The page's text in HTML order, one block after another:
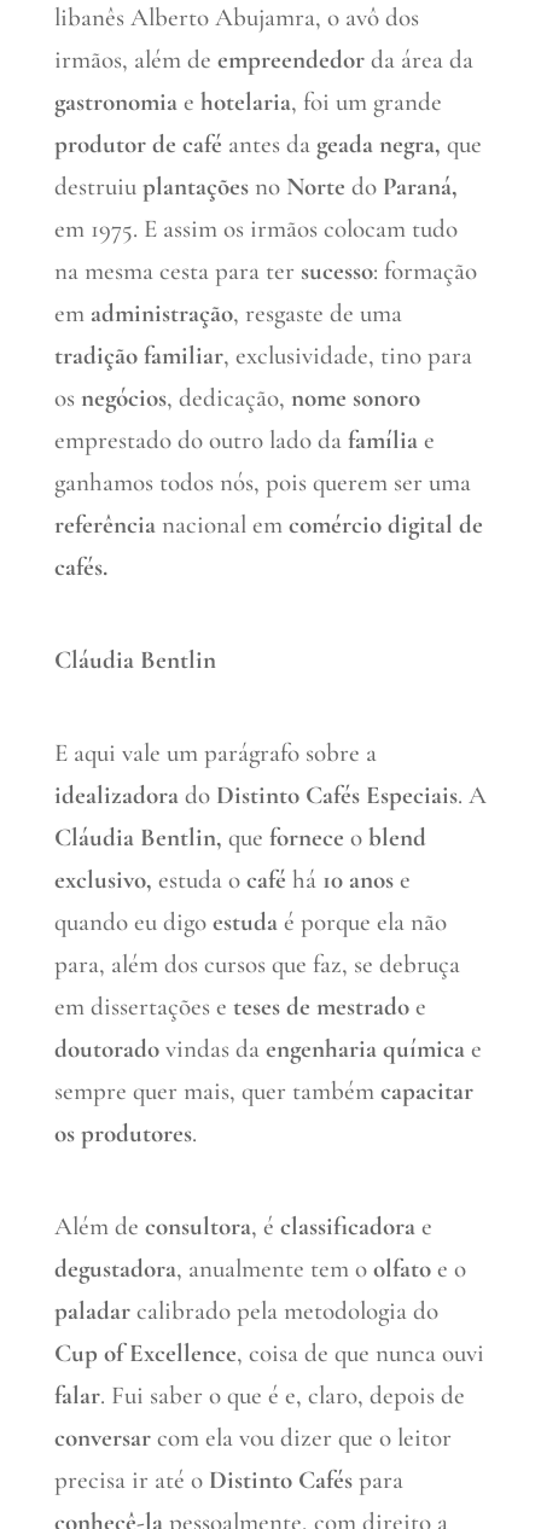
libanês Alberto Abujamra, o avô dos
irmãos, além de empreendedorda área da
gastronomiae hotelaria, foi um grande
produtor de café antes da geada negra, que
destruiu plantaçõesno Norte do Paraná,
em 1975. E assim os irmãos colocam tudo
na mesma cesta para ter sucesso: formação
em administração, resgaste de uma
tradição familiar, exclusividade, tino para
os negócios, dedicação, nome sonoro
emprestado do outro lado da família e
ganhamos todos nós, pois querem ser uma
referêncianacional em comércio digital de
cafés.
Cláudia Bentlin
E aqui vale um parágrafo sobre a
idealizadorado Distinto Cafés Especiais. A
Cláudia Bentlin, que fornece o blend
exclusivo, estuda o café há 10 anos e
quando eu digoestudaé porque ela não
para, além dos cursos que faz, se debruça
em dissertações e teses de mestradoe
doutoradovindas da engenharia químicae
sempre quer mais, quer também capacitar
os produtores.
Além de consultora, é classificadorae
degustadora, anualmente tem o olfatoe o
paladarcalibrado pela metodologia do
Cup of Excellence, coisa de que nunca ouvi
falar. Fui saber o que é e, claro, depois de
conversarcom ela vou dizer que o leitor
precisa ir até o Distinto Caféspara
conhecê-la pessoalmente, com direito a